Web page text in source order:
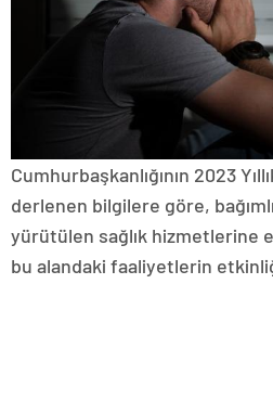
Cumhurbaşkanlığının 2023
derlenen bilgilere göre,
yürütülen sağlık hizmetlerine
bu alandaki faaliyetlerin